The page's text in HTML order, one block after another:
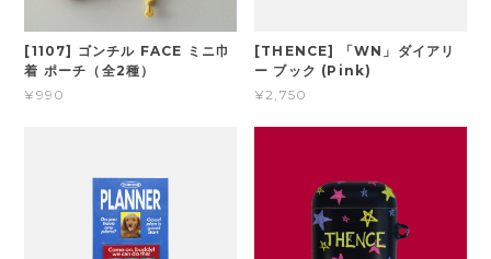
[1107] ゴンチル FACE ミニ巾
着 ポーチ（全2種）
¥990
[THENCE] 「WN」ダイアリ
ー ブック (Pink)
¥2,750